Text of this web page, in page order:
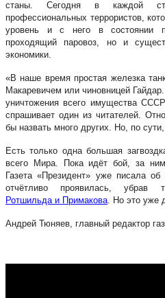
станы. Сегодня в каждой
профессиональных террористов,
уровень и с него в состоянии
проходящий паровоз, но и
экономики.
«В наше время простая железка
Макаревичем или чиновницей
уничтожения всего имущества
спрашивает один из читателей.
бы назвать много других. Но, по сути,
Есть только одна большая
всего Мира. Пока идёт бой, за
Газета «Президент» уже писала
отчётливо проявилась, убрав
Ротшильда и Примакова . Но это уже
Андрей Тюняев, главный редактор